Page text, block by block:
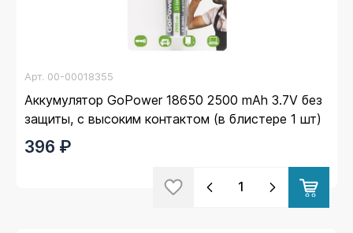
Арт. 00-00018355
Аккумулятор GoPower 18650 2500 mAh 3.7V без
защиты, с высоким контактом (в блистере 1 шт)
396 ₽